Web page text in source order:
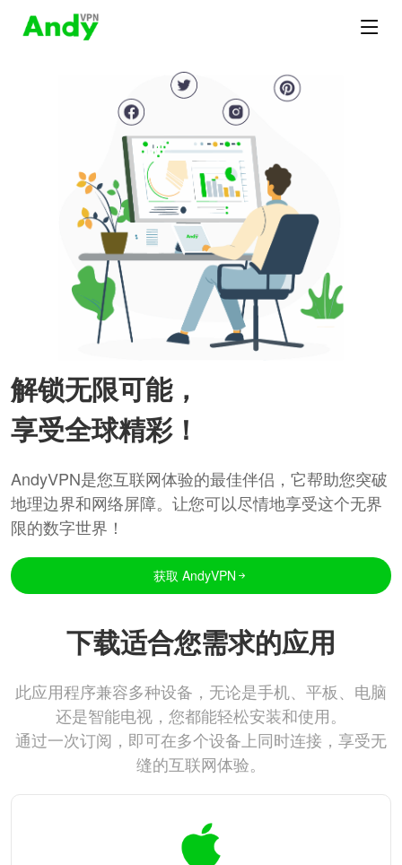
解锁无限可能，
享受全球精彩！
AndyVPN是您互联网体验的最佳伴侣，它帮助您突破
地理边界和网络屏障。让您可以尽情地享受这个无界
限的数字世界！
获取 AndyVPN
下载适合您需求的应用
此应用程序兼容多种设备，无论是手机、平板、电脑
还是智能电视，您都能轻松安装和使用。
通过一次订阅，即可在多个设备上同时连接，享受无
缝的互联网体验。